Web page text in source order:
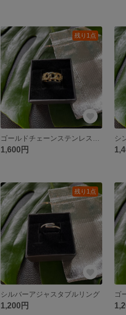
残り1点
1,600円
残り1点
シルバーアジャスタブルリング
1,200円
ゴ